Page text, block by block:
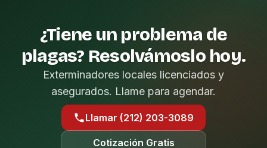
¿Tiene un problema de
plagas? Resolvámoslo hoy.
Exterminadores locales licenciados y
asegurados. Llame para agendar.
Llamar (212) 203-3089
Cotización Gratis